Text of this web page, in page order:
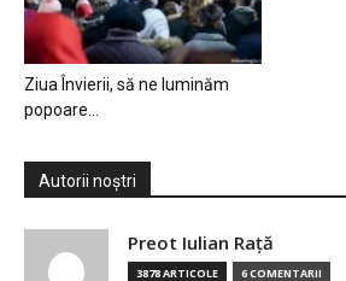
Ziua Învierii, să ne luminăm
popoare…
Autorii noștri
Preot Iulian Raţă
3878 ARTICOLE 6 COMENTARII